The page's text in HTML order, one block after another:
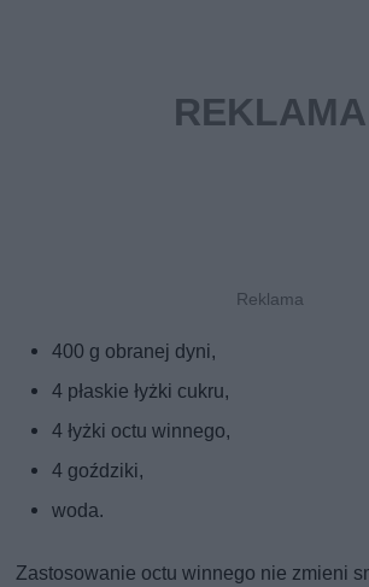
400 g obranej dyni,
4 płaskie łyżki cukru,
4 łyżki octu winnego,
4 goździki,
woda.
Zastosowanie octu winnego nie zmieni